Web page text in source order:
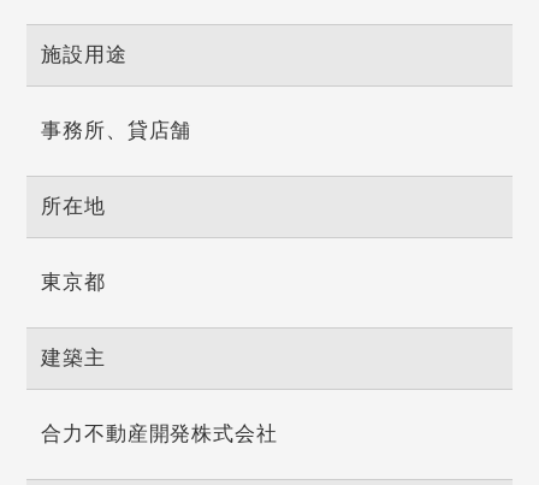
施設用途
事務所、貸店舗
所在地
東京都
建築主
合力不動産開発株式会社